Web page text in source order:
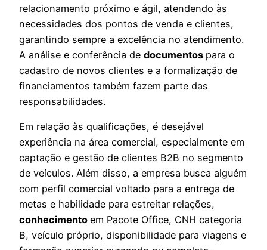
relacionamento próximo e ágil, atendendo às
necessidades dos pontos de venda e clientes,
garantindo sempre a excelência no atendimento.
A análise e conferência de documentos para o
cadastro de novos clientes e a formalização de
financiamentos também fazem parte das
responsabilidades.
Em relação às qualificações, é desejável
experiência na área comercial, especialmente em
captação e gestão de clientes B2B no segmento
de veículos. Além disso, a empresa busca alguém
com perfil comercial voltado para a entrega de
metas e habilidade para estreitar relações,
conhecimento em Pacote Office, CNH categoria
B, veículo próprio, disponibilidade para viagens e